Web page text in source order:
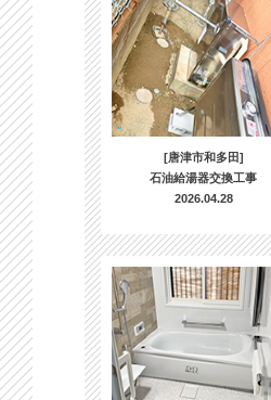
[唐津市和多田]
石油給湯器交換工事
2026.04.28